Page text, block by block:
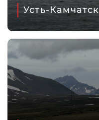
Усть-Камчатск